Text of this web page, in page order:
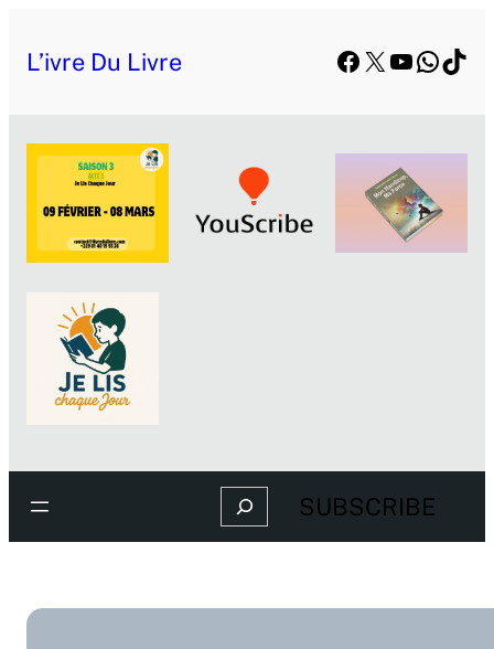
L’ivre Du Livre Facebook
X YouTube
Search SUBSCRIBE